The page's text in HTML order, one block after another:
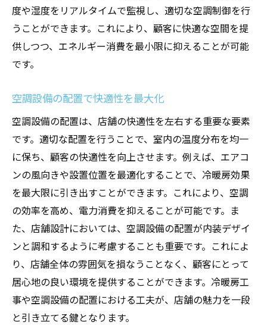
自動制御システムで手間を省く
省エネのための賢い日常管理
長期的なコスト削減を見据えた設備選定
店舗設計における理想的な空調設備の配置術
空気の流れを考慮した配置デザイン
視覚的にも美しい設備の配置例
冷暖房の効果を高めるゾーニング技術
空調設備の配置で生み出す顧客の満足度
省スペースで機能を最大限に活かす配置
大阪府の事例から学ぶ最適な冷暖房工事の手法
成功事例に学ぶ空調システムの選び方
地域特性を考慮した工事の工夫
施工中のトラブルを防ぐ計画手法
顧客の声を反映した工事事例
度や湿度をリアルタイムで監視し、適切な空調制御を行
うことができます。これにより、顧客に快適な空間を提
供しつつ、エネルギー消費を最小限に抑えることが可能
です。
空調設備の配置で快適性を最大化
空調設備の配置は、店舗の快適性を左右する重要な要素
です。適切な配置を行うことで、室内の温度分布を均一
に保ち、顧客の快適性を向上させます。例えば、エアコ
ンの風向きや設置位置を最適化することで、冷暖房効果
を最大限に引き出すことができます。これにより、空調
の効率を高め、電力消費を抑えることが可能です。ま
た、店舗設計においては、空調設備の配置が内装デザイ
ンと調和するように考慮することも重要です。これによ
り、店舗全体の雰囲気を損なうことなく、顧客にとって
居心地の良い環境を提供することができます。冷暖房工
事や空調設備の配置における工夫が、店舗の魅力を一段
と引き立てる鍵となります。